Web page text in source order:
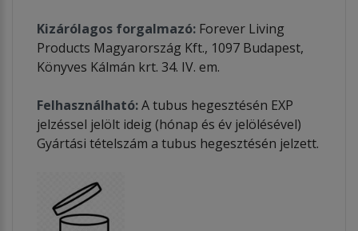
Kizárólagos forgalmazó: Forever Living
Products Magyarország Kft., 1097 Budapest,
Könyves Kálmán krt. 34. IV. em.
Felhasználható:A tubus hegesztésén EXP
jelzéssel jelölt ideig (hónap és év jelölésével)
Gyártási tételszám a tubus hegesztésén jelzett.